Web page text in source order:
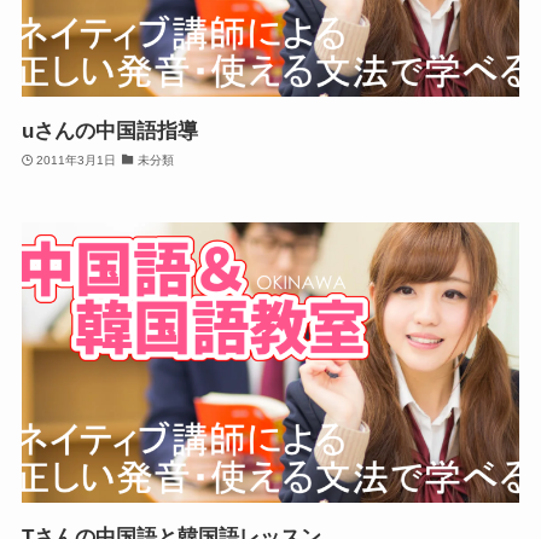
uさんの中国語指導
2011年3月1日 未分類